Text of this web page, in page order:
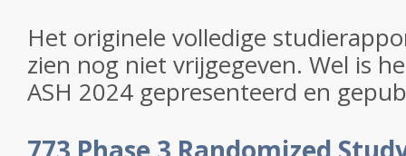
Het originele volledige
zien nog niet vrijgegeven. Wel is
ASH 2024 gepresenteerd en